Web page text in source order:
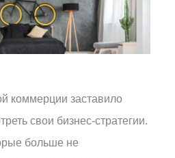
коммерции заставило
свои бизнес-стратегии.
больше не